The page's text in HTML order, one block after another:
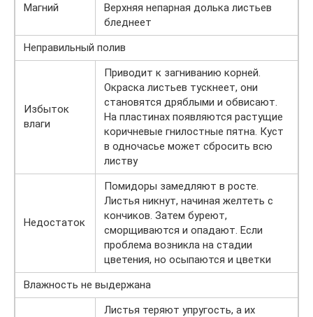
Магний
Верхняя непарная долька листьев
бледнеет
Неправильный полив
Избыток
влаги
Приводит к загниванию корней.
Окраска листьев тускнеет, они
становятся дряблыми и обвисают.
На пластинах появляются растущие
коричневые гнилостные пятна. Куст
в одночасье может сбросить всю
листву
Недостаток
Помидоры замедляют в росте.
Листья никнут, начиная желтеть с
кончиков. Затем буреют,
сморщиваются и опадают. Если
проблема возникла на стадии
цветения, но осыпаются и цветки
Влажность не выдержана
Листья теряют упругость, а их